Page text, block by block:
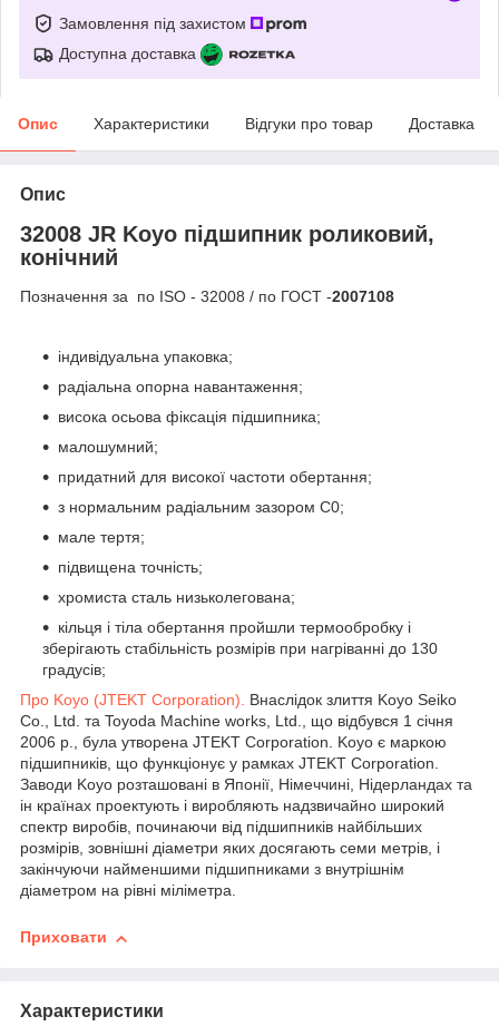
Замовлення під захистом
Доступна доставка
Опис Характеристики Відгуки про товар Доставка
Опис
32008 JR Koyo підшипник роликовий,
конічний
Позначення за по ISO - 32008 / по ГОСТ -2007108
індивідуальна упаковка;
радіальна опорна навантаження;
висока осьова фіксація підшипника;
малошумний;
придатний для високої частоти обертання;
з нормальним радіальним зазором С0;
мале тертя;
підвищена точність;
хромиста сталь низьколегована;
кільця і тіла обертання пройшли термообробку і
зберігають стабільність розмірів при нагріванні до 130
градусів;
Про Koyo (JTEKT Corporation). Внаслідок злиття Koyo Seiko
Co., Ltd. та Toyoda Machine works, Ltd., що відбувся 1 січня
2006 р., була утворена JTEKT Corporation. Koyo є маркою
підшипників, що функціонує у рамках JTEKT Corporation.
Заводи Koyo розташовані в Японії, Німеччині, Нідерландах та
ін країнах проектують і виробляють надзвичайно широкий
спектр виробів, починаючи від підшипників найбільших
розмірів, зовнішні діаметри яких досягають семи метрів, і
закінчуючи найменшими підшипниками з внутрішнім
діаметром на рівні міліметра.
Приховати
Характеристики